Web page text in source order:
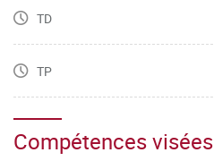
TD
TP
Compétences visées